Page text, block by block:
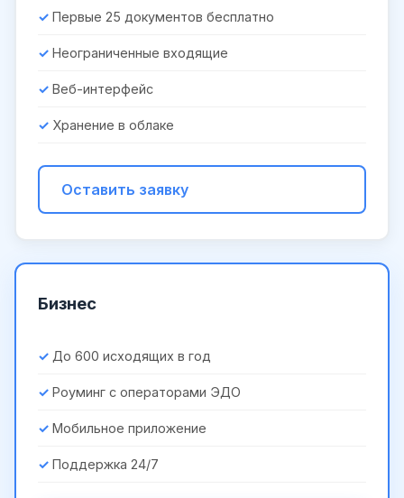
Первые 25 документов бесплатно
Неограниченные входящие
Веб-интерфейс
Хранение в облаке
Оставить заявку
Бизнес
До 600 исходящих в год
Роуминг с операторами ЭДО
Мобильное приложение
Поддержка 24/7